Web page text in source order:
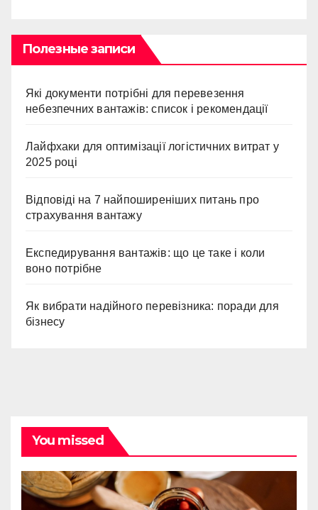
Полезные записи
Які документи потрібні для перевезення
небезпечних вантажів: список і рекомендації
Лайфхаки для оптимізації логістичних витрат у
2025 році
Відповіді на 7 найпоширеніших питань про
страхування вантажу
Експедирування вантажів: що це таке і коли
воно потрібне
Як вибрати надійного перевізника: поради для
бізнесу
You missed